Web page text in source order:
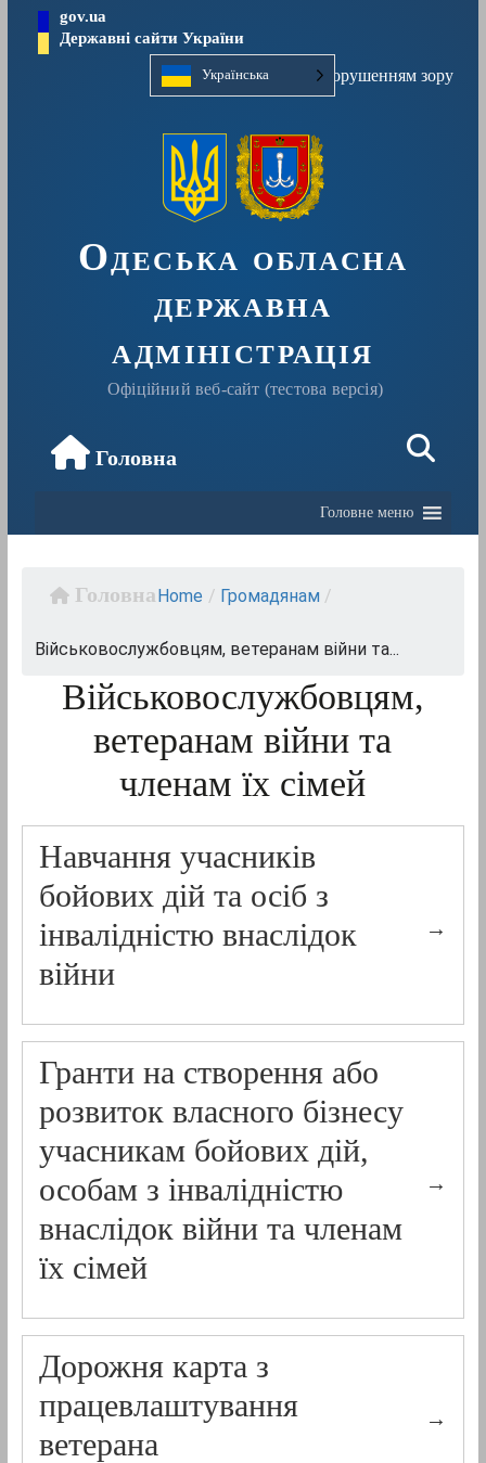
вмісту
gov.ua
Державні сайти України
УкраїнськаЛюдям із порушенням зору
Одеська обласна
державна
адміністрація
Офіційний веб-сайт (тестова версія)
Головне меню
Home / Громадянам /
Військовослужбовцям, ветеранам війни та...
Військовослужбовцям,
ветеранам війни та
членам їх сімей
Навчання учасників
бойових дій та осіб з
інвалідністю внаслідок
війни
Гранти на створення або
розвиток власного бізнесу
учасникам бойових дій,
особам з інвалідністю
внаслідок війни та членам
їх сімей
Дорожня карта з
працевлаштування
ветерана